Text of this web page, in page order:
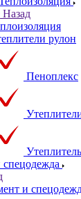
Назад
рулон
Пеноплекс
и